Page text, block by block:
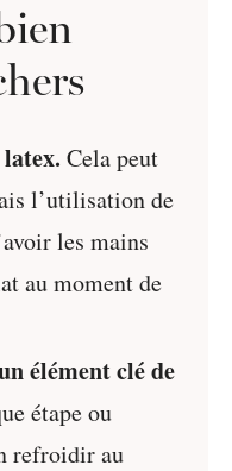
Cela peut
l’utilisation de
les mains
au moment de
élément clé de
étape ou
refroidir au